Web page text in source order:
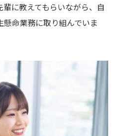
に教えてもらいながら、自
命業務に取り組んでいま